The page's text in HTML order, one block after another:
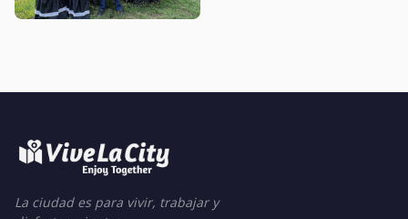
La ciudad es para vivir, trabajar y